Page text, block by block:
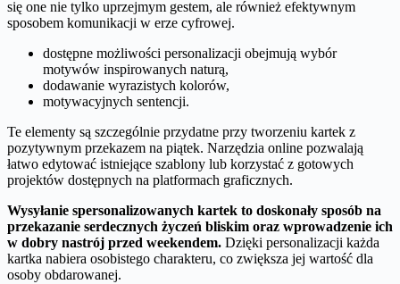
się one nie tylko uprzejmym gestem, ale również efektywnym
sposobem komunikacji w erze cyfrowej.
dostępne możliwości personalizacji obejmują wybór
motywów inspirowanych naturą,
dodawanie wyrazistych kolorów,
motywacyjnych sentencji.
Te elementy są szczególnie przydatne przy tworzeniu kartek z
pozytywnym przekazem na piątek. Narzędzia online pozwalają
łatwo edytować istniejące szablony lub korzystać z gotowych
projektów dostępnych na platformach graficznych.
Wysyłanie spersonalizowanych kartek to doskonały sposób na
przekazanie serdecznych życzeń bliskim oraz wprowadzenie ich
w dobry nastrój przed weekendem. Dzięki personalizacji każda
kartka nabiera osobistego charakteru, co zwiększa jej wartość dla
osoby obdarowanej.